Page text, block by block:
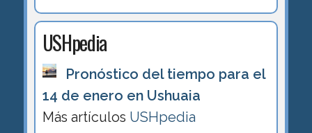
USHpedia
Pronóstico del tiempo para el
14 de enero en Ushuaia
Más artículos USHpedia